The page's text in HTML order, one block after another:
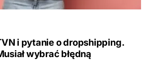
i pytanie o dropshipping.
wybrać błędną